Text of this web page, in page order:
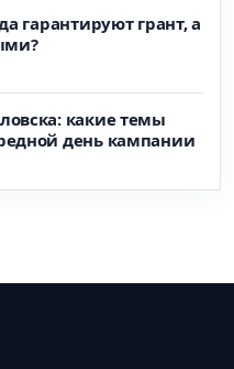
гарантируют грант, а
какие темы
день кампании